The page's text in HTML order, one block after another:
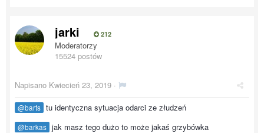
jarki 212
Moderatorzy
15524 postów
Napisano Kwiecień 23, 2019 ·
@barts tu identyczna sytuacja odarci ze złudzeń
@barkas jak masz tego dużo to może jakaś grzybówka